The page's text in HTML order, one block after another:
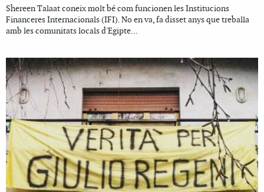
Shereen Talaat coneix molt bé com funcionen les Institucions
Financeres Internacionals (IFI). No en va, fa disset anys que treballa
amb les comunitats locals d'Egipte...